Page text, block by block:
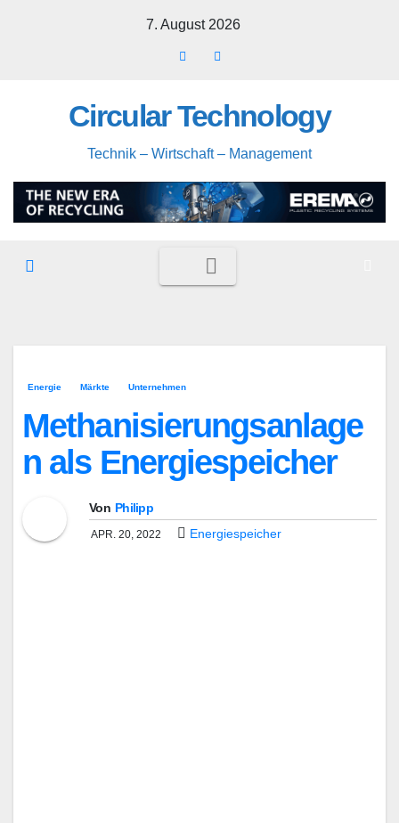
7. August 2026
Circular Technology
Technik – Wirtschaft – Management
Energie Märkte Unternehmen
Methanisierungsanlage
n als Energiespeicher
Von Philipp
APR. 20, 2022 Energiespeicher